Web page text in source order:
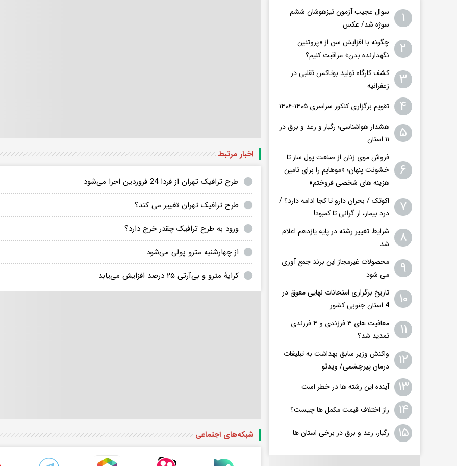
اخبار مرتبط
طرح ترافیک تهران از فردا 24 فروردین اجرا می‌شود
طرح ترافیک تهران تغییر می کند؟
ورود به طرح ترافیک چقدر خرج دارد؟
از چهارشنبه مترو پولی می‌شود
کرایۀ مترو و بی‌آر‌تی ۲۵ درصد افزایش می‌یابد
شبکه‌های اجتماعی
۱
سوال عجیب آزمون تیزهوشان ششم
سوژه شد/ عکس
۲
چگونه با افزایش سن از «پروتئین
نگهدارنده بدن» مراقبت کنیم؟
۳
کشف کارگاه تولید بوتاکس تقلبی در
زعفرانیه
۴ تقویم برگزاری کنکور سراسری ۱۴۰۵-۱۴۰۶
۵
هشدار هواشناسی؛ رگبار و رعد و برق در
۱۱ استان‌
۶
فروش موی زنان از صنعت پول ساز تا
خشونت پنهان؛ «موهایم را برای تامین
هزینه های شخصی فروختم»
۷
اکوتک / بحران دارو تا کجا ادامه دارد؟ /
درد بیمار، از گرانی تا کمبود!
۸
شرایط تغییر رشته در پایه یازدهم اعلام
شد
۹
محصولات غیرمجاز این برند جمع آوری
می شود
۱۰
تاریخ برگزاری امتحانات نهایی معوق در
4 استان جنوبی کشور
۱۱
معافیت های ۳ فرزندی و ۴ فرزندی
تمدید شد؟
۱۲
واکنش وزیر سابق بهداشت به تبلیغات
درمان پیرچشمی/ ویدئو
۱۳ آینده این رشته ها در خطر است
۱۴ راز اختلاف قیمت مکمل ها چیست؟
۱۵ رگبار، رعد و برق در برخی استان ها